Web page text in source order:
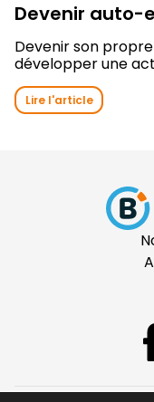
Devenir auto-
Devenir son
développer une
Lire l'article